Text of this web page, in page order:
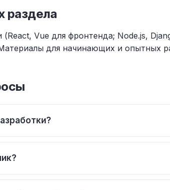
раздела
Vue для фронтенда; Node.js,
для начинающих и опытных